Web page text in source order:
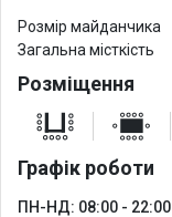
Розмір майданчика
Загальна місткість
Розміщення
Графік роботи
ПН-НД: 08:00 - 22:00